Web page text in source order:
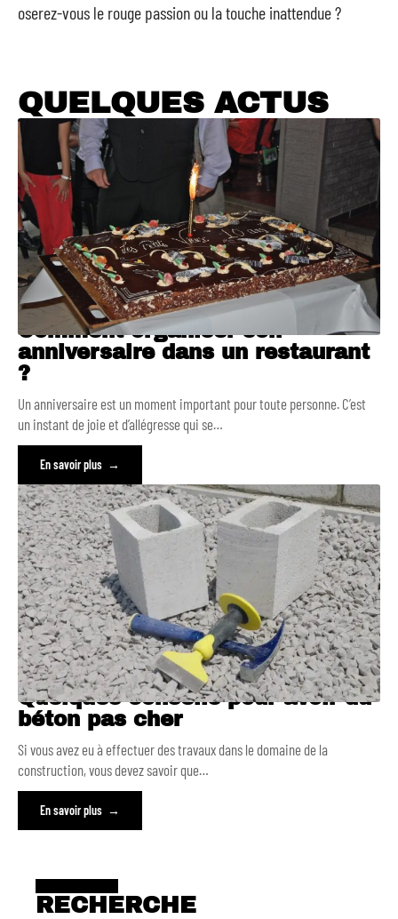
oserez-vous le rouge passion ou la touche inattendue ?
QUELQUES ACTUS
Comment organiser son
anniversaire dans un restaurant
?
Un anniversaire est un moment important pour toute personne. C’est
un instant de joie et d’allégresse qui se…
En savoir plus
Quelques conseils pour avoir du
béton pas cher
Si vous avez eu à effectuer des travaux dans le domaine de la
construction, vous devez savoir que…
En savoir plus
RECHERCHE